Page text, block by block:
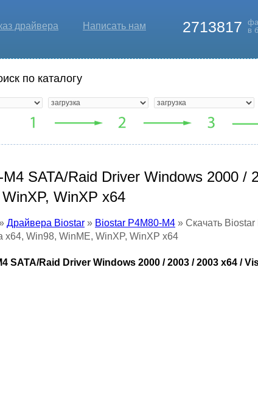
драйвера Написать нам 2713817
в
по каталогу
SATA/Raid Driver Windows 2000 /
WinXP x64
Драйвера Biostar » Biostar P4M80-M4 » Скачать
x64, Win98, WinME, WinXP, WinXP x64
SATA/Raid Driver Windows 2000 / 2003 / 2003 x64 /